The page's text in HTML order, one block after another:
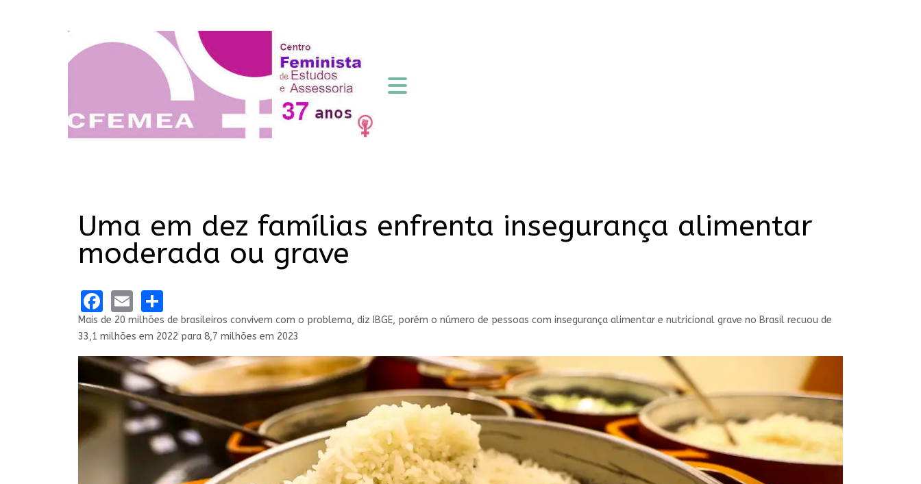
Uma em dez famílias enfrenta insegurança alimentar
moderada ou grave
Facebook
Email
Mais de 20 milhões de brasileiros convivem com o problema, diz IBGE, porém o número de pessoas com insegurança alimentar e nutricional grave no Brasil recuou de
33,1 milhões em 2022 para 8,7 milhões em 2023